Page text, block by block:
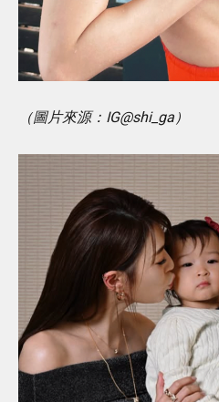
（圖片來源：IG@shi_ga）